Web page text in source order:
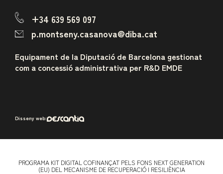
+34 639 569 097
p.montseny.casanova@diba.cat
Equipament de la Diputació de Barcelona gestionat
com a concessió administrativa per R&D EMDE
Disseny web:
PROGRAMA KIT DIGITAL COFINANÇAT PELS FONS NEXT GENERATION
(EU) DEL MECANISME DE RECUPERACIÓ I RESILIÈNCIA